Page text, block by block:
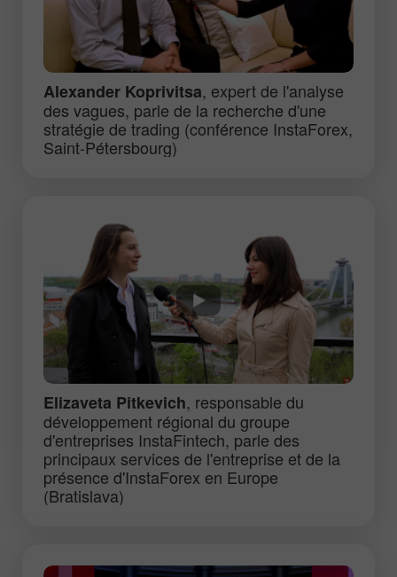
Alexander Koprivitsa, expert de l'analyse
des vagues, parle de la recherche d'une
stratégie de trading (conférence InstaForex,
Saint-Pétersbourg)
Elizaveta Pitkevich, responsable du
développement régional du groupe
d'entreprises InstaFintech, parle des
principaux services de l'entreprise et de la
présence d'InstaForex en Europe
(Bratislava)